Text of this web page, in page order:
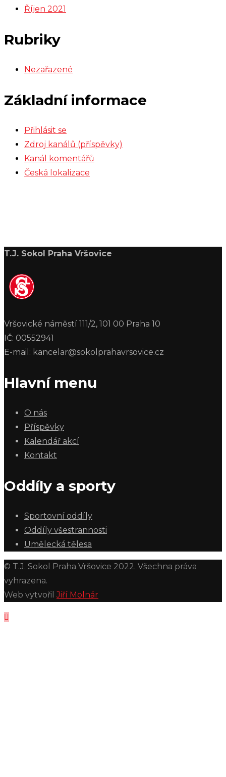
Říjen 2021
Rubriky
Nezařazené
Základní informace
Přihlásit se
Zdroj kanálů (příspěvky)
Kanál komentářů
Česká lokalizace
T.J. Sokol Praha Vršovice
Vršovické náměstí 111/2, 101 00 Praha 10
IČ: 00552941
E-mail: kancelar@sokolprahavrsovice.cz
Hlavní menu
O nás
Příspěvky
Kalendář akcí
Kontakt
Oddíly a sporty
Sportovní oddíly
Oddíly všestrannosti
Umělecká tělesa
© T.J. Sokol Praha Vršovice 2022. Všechna práva
vyhrazena.
Web vytvořilJiří Molnár